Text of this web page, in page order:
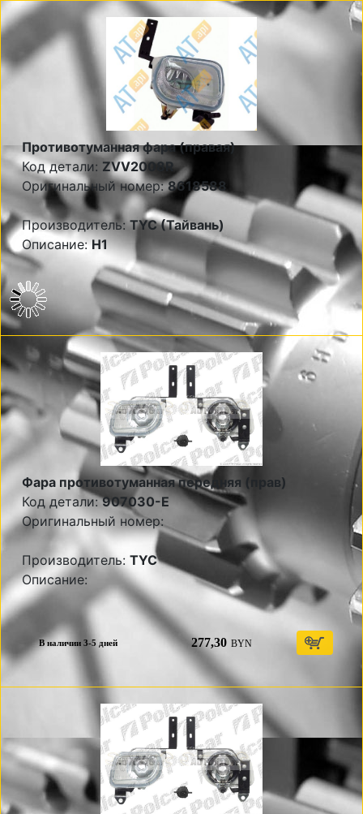
Противотуманная фара (правая)
Код детали: ZVV2008R
Оригинальный номер:8618588
Производитель:TYC (Тайвань)
Описание:Н1
Фара противотуманная передняя (прав)
Код детали:907030-E
Оригинальный номер:
Производитель: TYC
Описание:
В наличии 3-5 дней 277,30 BYN